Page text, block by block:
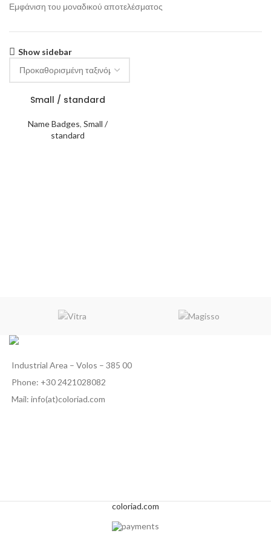
Εμφάνιση του μοναδικού αποτελέσματος
Show sidebar
Small / standard
Name Badges, Small /
standard
Industrial Area – Volos – 385 00
Phone: +30 2421028082
Mail: info(at)coloriad.com
coloriad.com